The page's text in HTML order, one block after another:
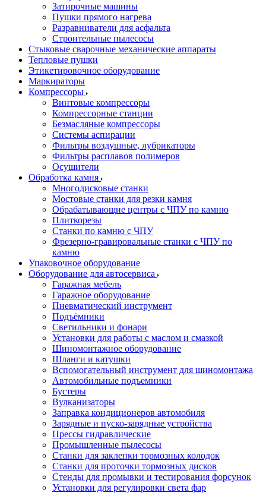
Затирочные машины
Пушки прямого нагрева
Разравниватели для асфальта
Строительные пылесосы
Стыковые сварочные механические аппараты
Тепловые пушки
Этикетировочное оборудование
Маркираторы
Компрессоры
Винтовые компрессоры
Компрессорные станции
Безмасляные компрессоры
Системы аспирации
Фильтры воздушные, лубрикаторы
Фильтры расплавов полимеров
Осушители
Обработка камня
Многодисковые станки
Мостовые станки для резки камня
Обрабатывающие центры с ЧПУ по камню
Плиткорезы
Станки по камню с ЧПУ
Фрезерно-гравировальные станки с ЧПУ по
камню
Упаковочное оборудование
Оборудование для автосервиса
Гаражная мебель
Гаражное оборудование
Пневматический инструмент
Подъёмники
Светильники и фонари
Установки для работы с маслом и смазкой
Шиномонтажное оборудование
Шланги и катушки
Вспомогательный инструмент для шиномонтажа
Автомобильные подъемники
Бустеры
Вулканизаторы
Заправка кондиционеров автомобиля
Зарядные и пуско-зарядные устройства
Прессы гидравлические
Промышленные пылесосы
Станки для заклепки тормозных колодок
Станки для проточки тормозных дисков
Стенды для промывки и тестирования форсунок
Установки для регулировки света фар